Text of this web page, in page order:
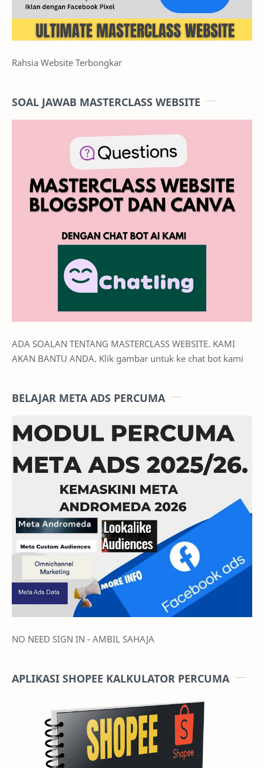
SOAL JAWAB MASTERCLASS WEBSITE
ADA SOALAN TENTANG MASTERCLASS WEBSITE. KAMI
AKAN BANTU ANDA. Klik gambar untuk ke chat bot kami
BELAJAR META ADS PERCUMA